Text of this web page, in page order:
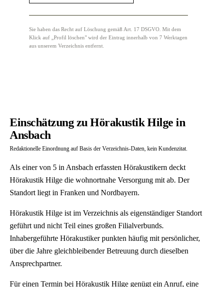
Sie haben das Recht auf Löschung gemäß Art. 17 DSGVO. Mit dem
Klick auf „Profil löschen" wird der Eintrag innerhalb von 7 Werktagen
aus unserem Verzeichnis entfernt.
Einschätzung zu Hörakustik Hilge in
Ansbach
Redaktionelle Einordnung auf Basis der Verzeichnis-Daten, kein Kundenzitat.
Als einer von 5 in Ansbach erfassten Hörakustikern deckt
Hörakustik Hilge die wohnortnahe Versorgung mit ab. Der
Standort liegt in Franken und Nordbayern.
Hörakustik Hilge ist im Verzeichnis als eigenständiger Standort
geführt und nicht Teil eines großen Filialverbunds.
Inhabergeführte Hörakustiker punkten häufig mit persönlicher,
über die Jahre gleichbleibender Betreuung durch dieselben
Ansprechpartner.
Für einen Termin bei Hörakustik Hilge genügt ein Anruf, eine